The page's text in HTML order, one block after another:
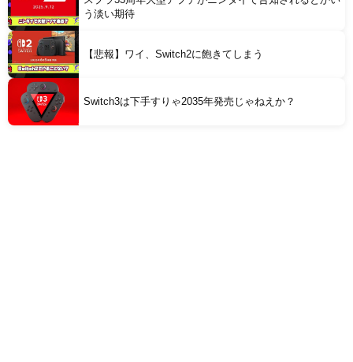
う淡い期待
【悲報】ワイ、Switch2に飽きてしまう
Switch3は下手すりゃ2035年発売じゃねえか？